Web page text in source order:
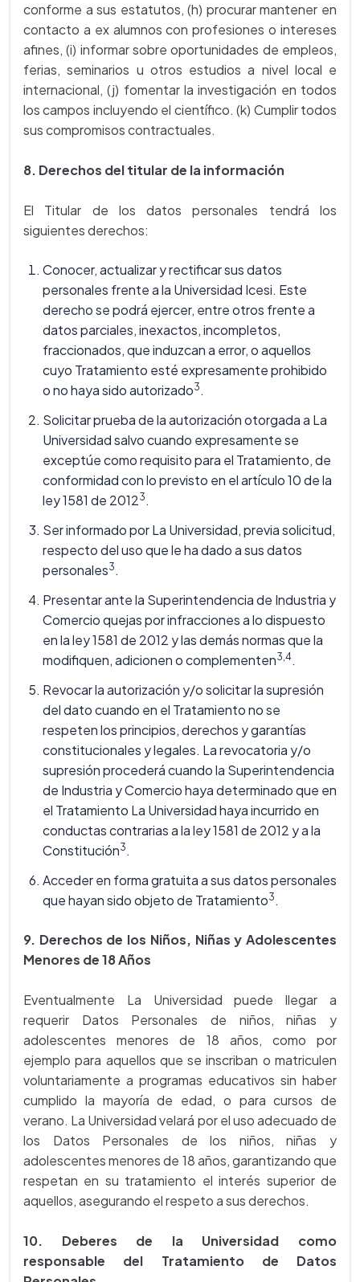
conforme a sus estatutos, (h) procurar mantener en
contacto a ex alumnos con profesiones o intereses
afines, (i) informar sobre oportunidades de empleos,
ferias, seminarios u otros estudios a nivel local e
internacional, (j) fomentar la investigación en todos
los campos incluyendo el científico. (k) Cumplir todos
sus compromisos contractuales.
8. Derechos del titular de la información
El Titular de los datos personales tendrá los
siguientes derechos:
Conocer, actualizar y rectificar sus datos
personales frente a la Universidad Icesi. Este
derecho se podrá ejercer, entre otros frente a
datos parciales, inexactos, incompletos,
fraccionados, que induzcan a error, o aquellos
cuyo Tratamiento esté expresamente prohibido
o no haya sido autorizado3 .
Solicitar prueba de la autorización otorgada a La
Universidad salvo cuando expresamente se
exceptúe como requisito para el Tratamiento, de
conformidad con lo previsto en el artículo 10 de la
ley 1581 de 20123 .
Ser informado por La Universidad, previa solicitud,
respecto del uso que le ha dado a sus datos
personales3 .
Presentar ante la Superintendencia de Industria y
Comercio quejas por infracciones a lo dispuesto
en la ley 1581 de 2012 y las demás normas que la
modifiquen, adicionen o complementen3,4 .
Revocar la autorización y/o solicitar la supresión
del dato cuando en el Tratamiento no se
respeten los principios, derechos y garantías
constitucionales y legales. La revocatoria y/o
supresión procederá cuando la Superintendencia
de Industria y Comercio haya determinado que en
el Tratamiento La Universidad haya incurrido en
conductas contrarias a la ley 1581 de 2012 y a la
Constitución3 .
Acceder en forma gratuita a sus datos personales
que hayan sido objeto de Tratamiento3 .
9. Derechos de los Niños, Niñas y Adolescentes
Menores de 18 Años
Eventualmente La Universidad puede llegar a
requerir Datos Personales de niños, niñas y
adolescentes menores de 18 años, como por
ejemplo para aquellos que se inscriban o matriculen
voluntariamente a programas educativos sin haber
cumplido la mayoría de edad, o para cursos de
verano. La Universidad velará por el uso adecuado de
los Datos Personales de los niños, niñas y
adolescentes menores de 18 años, garantizando que
respetan en su tratamiento el interés superior de
aquellos, asegurando el respeto a sus derechos.
10. Deberes de la Universidad como
responsable del Tratamiento de Datos